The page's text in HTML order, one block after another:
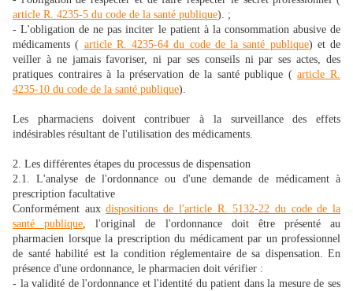
article R. 4235-5 du code de la santé publique). ;
- L'obligation de ne pas inciter le patient à la consommation abusive de
médicaments ( article R. 4235-64 du code de la santé publique) et de
veiller à ne jamais favoriser, ni par ses conseils ni par ses actes, des
pratiques contraires à la préservation de la santé publique (article R.
4235-10 du code de la santé publique).
Les pharmaciens doivent contribuer à la surveillance des effets
indésirables résultant de l'utilisation des médicaments.
2. Les différentes étapes du processus de dispensation
2.1. L'analyse de l'ordonnance ou d'une demande de médicament à
prescription facultative
Conformément auxdispositions de l'article R. 5132-22 du code de la
santé publique , l'original de l'ordonnance doit être présenté au
pharmacien lorsque la prescription du médicament par un professionnel
de santé habilité est la condition réglementaire de sa dispensation. En
présence d'une ordonnance, le pharmacien doit vérifier :
- la validité de l'ordonnance et l'identité du patient dans la mesure de ses